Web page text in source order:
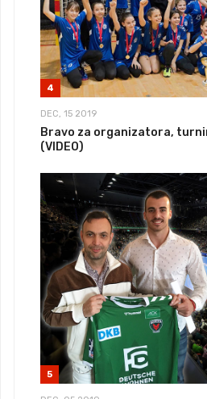
4
DEC, 15 2019
Bravo za organizatora,
(VIDEO)
5